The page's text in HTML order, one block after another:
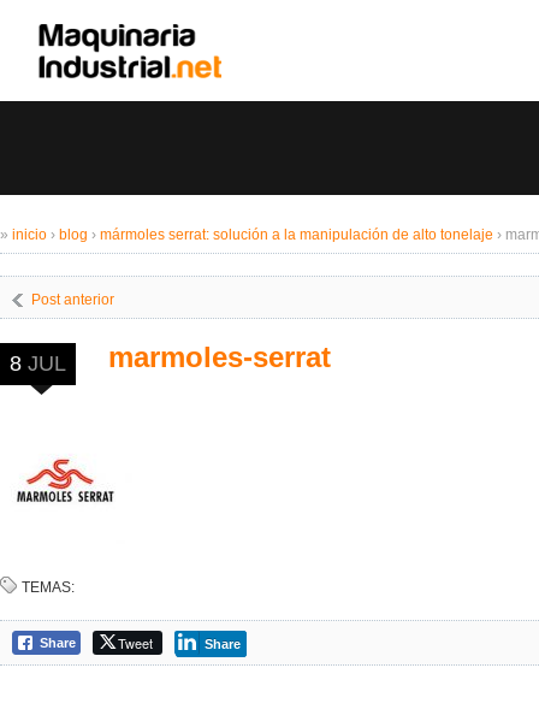
» inicio › blog › mármoles serrat: solución a la manipulación de alto tonelaje ›
Post anterior
marmoles-serrat
8 JUL
TEMAS:
Share Tweet Share